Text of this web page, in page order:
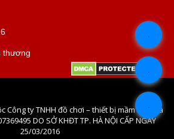
Công ty TNHH đồ chơi – thiết bị mầm non Hà
DO SỞ KHĐT TP. HÀ NỘI CẤP NGÀY
25/03/2016
.
.
.